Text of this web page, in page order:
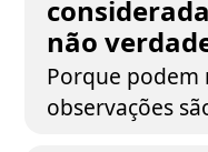
não
Porque podem
observações